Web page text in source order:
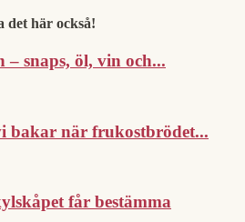
det här också!
snaps, öl, vin och...
bakar när frukostbrödet...
får bestämma